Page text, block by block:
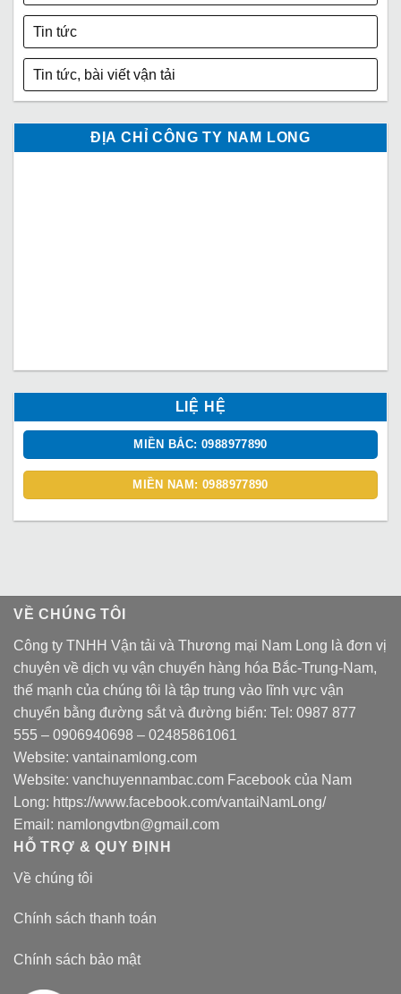
Tin tức
Tin tức, bài viết vận tải
ĐỊA CHỈ CÔNG TY NAM LONG
LIỆ HỆ
MIỀN BẮC: 0988977890
MIỀN NAM: 0988977890
VỀ CHÚNG TÔI
Công ty TNHH Vận tải và Thương mại Nam Long là đơn vị
chuyên về dịch vụ vận chuyển hàng hóa Bắc-Trung-Nam,
thế mạnh của chúng tôi là tập trung vào lĩnh vực vận
chuyển bằng đường sắt và đường biển: Tel: 0987 877
555 – 0906940698 – 02485861061
Website: vantainamlong.com
Website: vanchuyennambac.com Facebook của Nam
Long: https://www.facebook.com/vantaiNamLong/
Email: namlongvtbn@gmail.com
HỖ TRỢ & QUY ĐỊNH
Về chúng tôi
Chính sách thanh toán
Chính sách bảo mật